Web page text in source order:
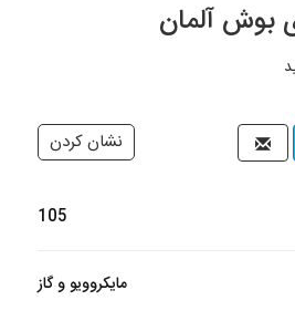
105
مایکروویو و گاز